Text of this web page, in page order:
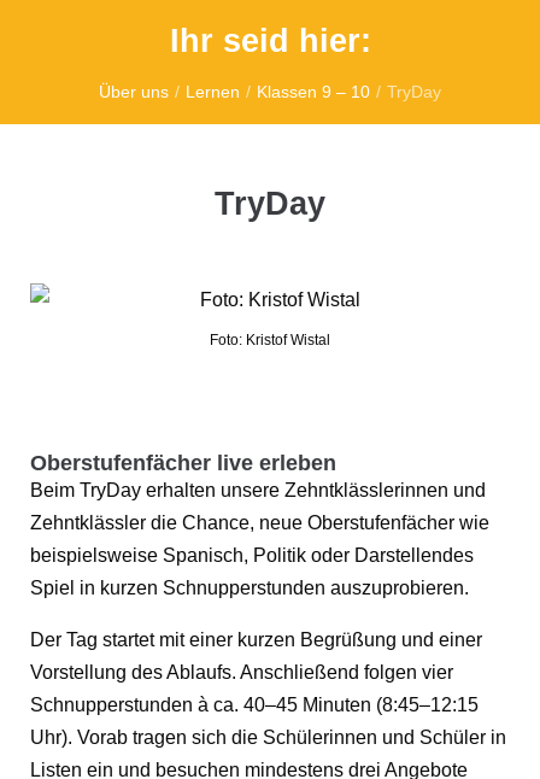
Ihr seid hier:
Über uns / Lernen / Klassen 9 – 10 / TryDay
TryDay
Foto: Kristof Wistal
Oberstufenfächer live erleben
Beim TryDay erhalten unsere Zehntklässlerinnen und
Zehntklässler die Chance, neue Oberstufenfächer wie
beispielsweise Spanisch, Politik oder Darstellendes
Spiel in kurzen Schnupperstunden auszuprobieren.
Der Tag startet mit einer kurzen Begrüßung und einer
Vorstellung des Ablaufs. Anschließend folgen vier
Schnupperstunden à ca. 40–45 Minuten (8:45–12:15
Uhr). Vorab tragen sich die Schülerinnen und Schüler in
Listen ein und besuchen mindestens drei Angebote